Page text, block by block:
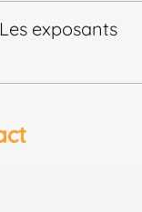
Les exposants